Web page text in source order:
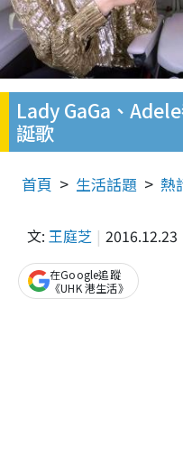
Lady GaGa、
誕歌
首頁 生活話題 熱
文: 王庭芝 2016.12.23
在Google追蹤
《UHK 港生活》